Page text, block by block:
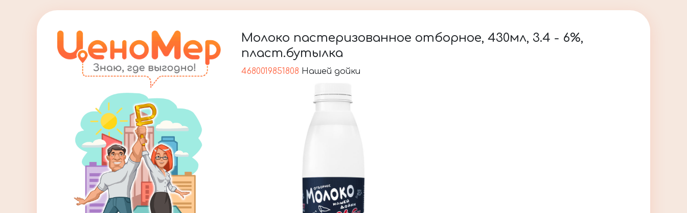
Молоко пастеризованное отборное, 430мл, 3.4 - 6%,
пласт.бутылка
4680019851808 Нашей дойки